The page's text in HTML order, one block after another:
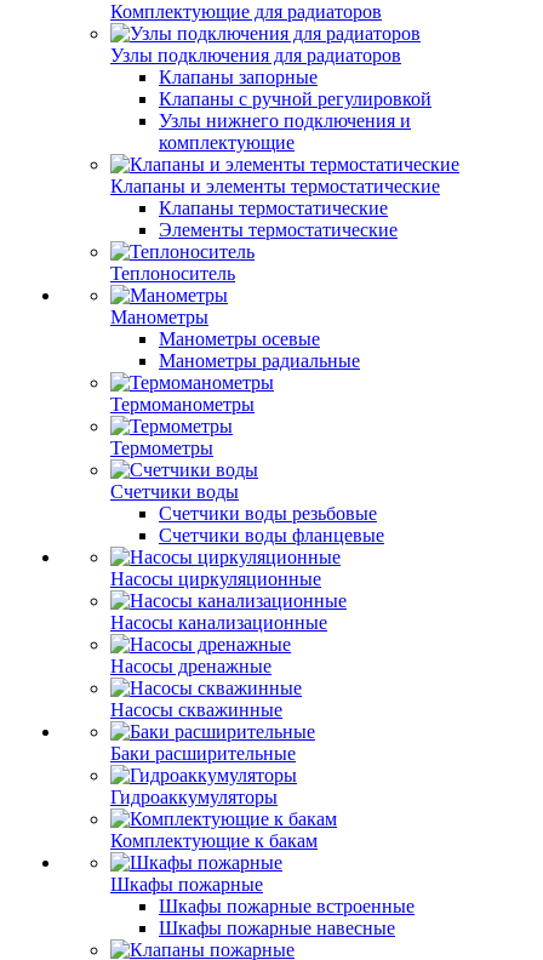
Комплектующие для радиаторов
Узлы подключения для радиаторов
Клапаны запорные
Клапаны с ручной регулировкой
Узлы нижнего подключения и
комплектующие
Клапаны и элементы термостатические
Клапаны термостатические
Элементы термостатические
Теплоноситель
Манометры
Манометры осевые
Манометры радиальные
Термоманометры
Термометры
Счетчики воды
Счетчики воды резьбовые
Счетчики воды фланцевые
Насосы циркуляционные
Насосы канализационные
Насосы дренажные
Насосы скважинные
Баки расширительные
Гидроаккумуляторы
Комплектующие к бакам
Шкафы пожарные
Шкафы пожарные встроенные
Шкафы пожарные навесные